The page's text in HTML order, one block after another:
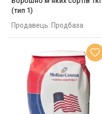
(тип 1)
Продавець: Продбаза